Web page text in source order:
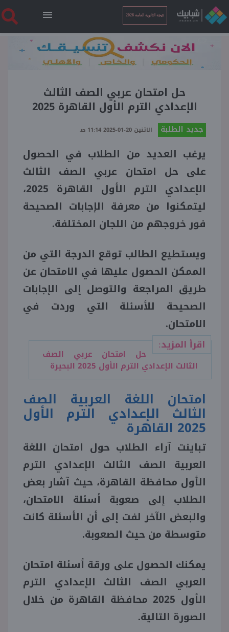
نتيجة الثانوية العامة 2026
الرئيسية
نتيجة الثانوية العامة 2026
فنجان قهوة
بوابة الطلبة
ملفات
منوعات
حل امتحان عربي الصف الثالث
الإعدادي الترم الأول القاهرة 2025
جديد الطلبة الاثنين 20-01-2025 11:14 صـ
يرغب العديد من الطلاب في الحصول
على حل امتحان عربي الصف الثالث
الإعدادي الترم الأول القاهرة 2025،
ليتمكنوا من معرفة الإجابات الصحيحة
فور خروجهم من اللجان المختلفة.
ويستطيع الطالب توقع الدرجة التي من
الممكن الحصول عليها في الامتحان عن
طريق المراجعة والتوصل إلى الإجابات
الصحيحة للأسئلة التي وردت في
الامتحان.
اقرأ المزيد:
حل امتحان عربي الصف
الثالث الإعدادي الترم الأول 2025 البحيرة
امتحان اللغة العربية الصف
الثالث الإعدادي الترم الأول
2025 القاهرة
تباينت آراء الطلاب حول امتحان اللغة
العربية الصف الثالث الإعدادي الترم
الأول محافظة القاهرة، حيث آشار بعض
الطلاب إلى صعوبة أسئلة الامتحان،
والبعض الآخر لفت إلى أن الأسئلة كانت
متوسطة من حيث الصعوبة.
يمكنك الحصول على ورقة أسئلة امتحان
العربي الصف الثالث الإعدادي الترم
الأول 2025 محافظة القاهرة من خلال
الصورة التالية.